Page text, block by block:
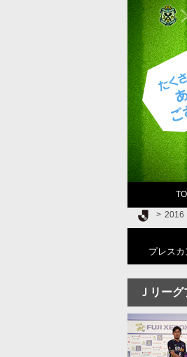
Ｊリーグ
2016
プレス
Ｊリー